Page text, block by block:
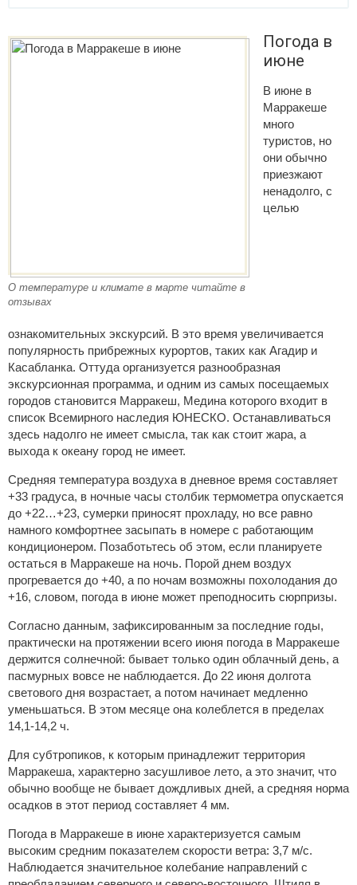
О температуре и климате в марте читайте в
отзывах
Погода в
июне
В июне в
Марракеше
много
туристов, но
они обычно
приезжают
ненадолго, с
целью
ознакомительных экскурсий. В это время увеличивается
популярность прибрежных курортов, таких как Агадир и
Касабланка. Оттуда организуется разнообразная
экскурсионная программа, и одним из самых посещаемых
городов становится Марракеш, Медина которого входит в
список Всемирного наследия ЮНЕСКО. Останавливаться
здесь надолго не имеет смысла, так как стоит жара, а
выхода к океану город не имеет.
Средняя температура воздуха в дневное время составляет
+33 градуса, в ночные часы столбик термометра опускается
до +22…+23, сумерки приносят прохладу, но все равно
намного комфортнее засыпать в номере с работающим
кондиционером. Позаботьтесь об этом, если планируете
остаться в Марракеше на ночь. Порой днем воздух
прогревается до +40, а по ночам возможны похолодания до
+16, словом, погода в июне может преподносить сюрпризы.
Согласно данным, зафиксированным за последние годы,
практически на протяжении всего июня погода в Марракеше
держится солнечной: бывает только один облачный день, а
пасмурных вовсе не наблюдается. До 22 июня долгота
светового дня возрастает, а потом начинает медленно
уменьшаться. В этом месяце она колеблется в пределах
14,1-14,2 ч.
Для субтропиков, к которым принадлежит территория
Марракеша, характерно засушливое лето, а это значит, что
обычно вообще не бывает дождливых дней, а средняя норма
осадков в этот период составляет 4 мм.
Погода в Марракеше в июне характеризуется самым
высоким средним показателем скорости ветра: 3,7 м/с.
Наблюдается значительное колебание направлений с